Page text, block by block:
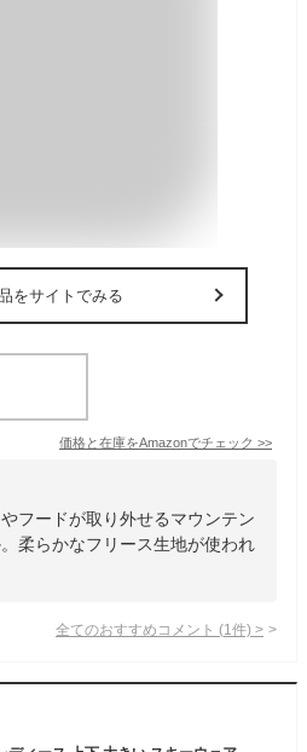
をサイトでみる
価格と在庫をAmazonでチェック >>
フードが取り外せるマウンテン
柔らかなフリース生地が使われ
全てのおすすめコメント (1 件) >